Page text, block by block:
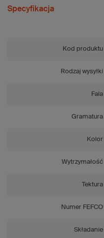
Specyfikacja
Kod produktu
Rodzaj wysyłki
Fala
Gramatura
Kolor
Wytrzymałość
Tektura
Numer FEFCO
Składanie